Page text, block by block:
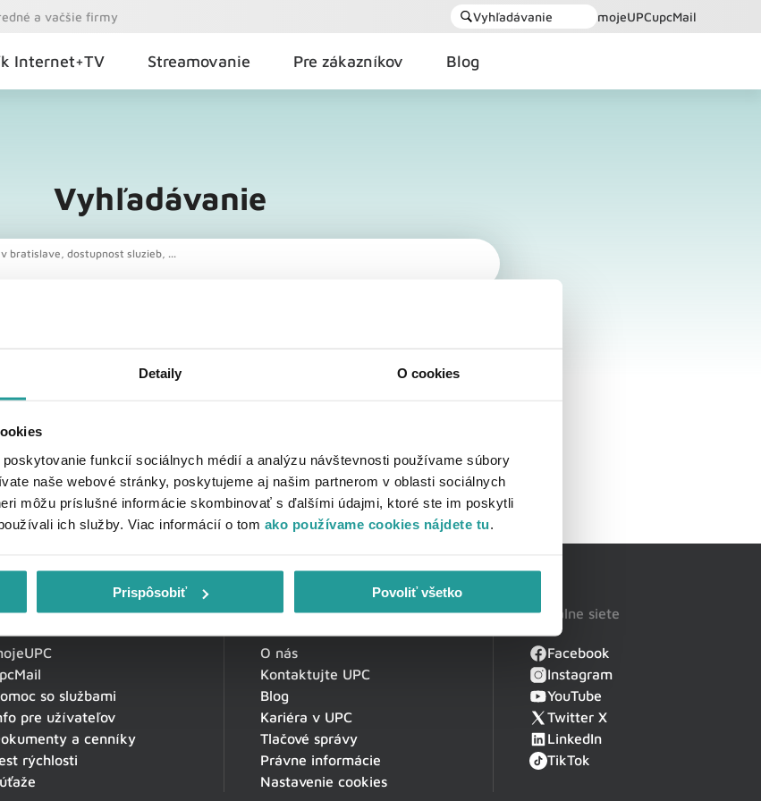
Detaily O cookies
funkcií sociálnych médií a analýzu návštevnosti používame súbory
naše webové stránky, poskytujeme aj našim partnerom v oblasti sociálnych
môžu príslušné informácie skombinovať s ďalšími údajmi, ktoré ste im poskytli
ich služby. Viac informácií o tom ako používame cookies nájdete tu.
Prispôsobiť Povoliť všetko
a vačšie firmy Vyhľadávanie mojeUPCupcMail
Internet+TV Streamovanie Pre zákazníkov Blog
Vyhľadávanie
bratislave, dostupnost sluzieb, ...
zóna
so službami
pre užívateľov
a cenníky
rýchlosti
O spoločnosti
O nás
Kontaktujte UPC
Blog
Kariéra v UPC
Tlačové správy
Právne informácie
Nastavenie cookies
Sociálne siete
Facebook
Instagram
YouTube
Twitter X
LinkedIn
TikTok